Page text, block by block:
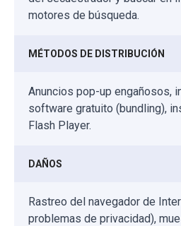
motores de búsqueda.
MÉTODOS DE DISTRIBUCIÓN
Anuncios pop-up engañosos,
software gratuito (bundling),
Flash Player.
DAÑOS
Rastreo del navegador de
problemas de privacidad),